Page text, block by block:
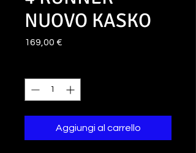
NUOVO KASKO
169,00 €
Aggiungi al carrello